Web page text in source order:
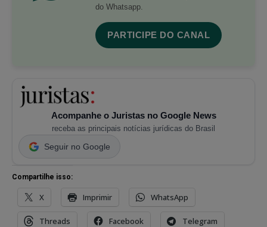
do Whatsapp.
PARTICIPE DO CANAL
Acompanhe o Juristas no Google News
receba as principais notícias jurídicas do Brasil
Seguir no Google
Compartilhe isso:
X Imprimir WhatsApp
Threads Facebook Telegram